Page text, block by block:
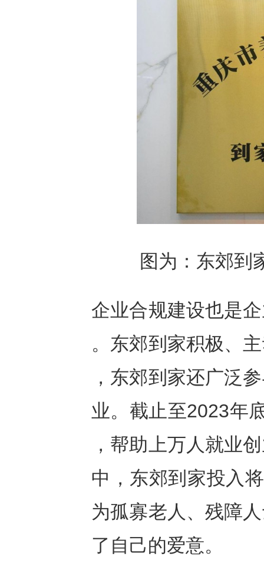
图为：东郊到
企业合规建设也是
。东郊到家积极、
，东郊到家还广泛
业。截止至2023年
，帮助上万人就业
中，东郊到家投入
为孤寡老人、残障
了自己的爱意。